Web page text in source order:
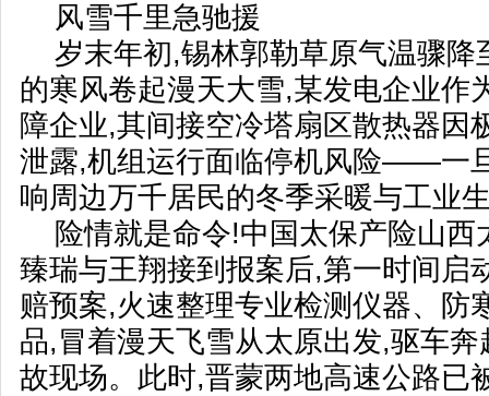
风雪千里急驰援
岁末年初,锡林郭勒草原气温骤
的寒风卷起漫天大雪,某发电企业作
障企业,其间接空冷塔扇区散热器因
泄露,机组运行面临停机风险——一
响周边万千居民的冬季采暖与工业
险情就是命令!中国太保产险山西
臻瑞与王翔接到报案后,第一时间启
赔预案,火速整理专业检测仪器、防
品,冒着漫天飞雪从太原出发,驱车
故现场。此时,晋蒙两地高速公路已